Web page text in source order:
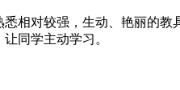
相对较强，生动、艳丽的
同学主动学习。